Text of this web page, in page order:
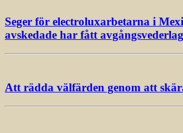
Seger för electroluxarbetarna i
avskedade har fått avgångsvederlag
Att rädda välfärden genom att